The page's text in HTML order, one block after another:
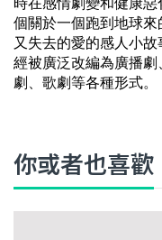
時在感情劇變和健康
個關於一個跑到地球
又失去的愛的感人小
經被廣泛改編為廣播
劇、歌劇等各種形式。
你或者也喜歡